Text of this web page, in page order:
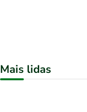
Mais lidas